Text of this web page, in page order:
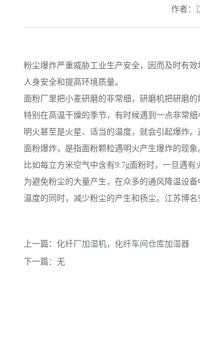
作者：
粉尘爆炸严重威胁工业生产安全，因而及时有
人身安全和提高环境质量。
面粉厂里把小麦研磨的非常细，研磨机把研磨
特别在高温干燥的季节，有时候遇到一点非常
明火甚至是火星、适当的温度，就会引起爆炸。
面粉爆炸，是指面粉颗粒遇明火产生爆炸的现
比如每立方米空气中含有9.7g面粉时，一旦遇
为避免粉尘的大量产生，在众多的通风降温设
温度的同时，减少粉尘的产生和扬尘。 江苏博名
上一篇：化纤厂加湿机，化纤车间仓库加湿器
下一篇：无